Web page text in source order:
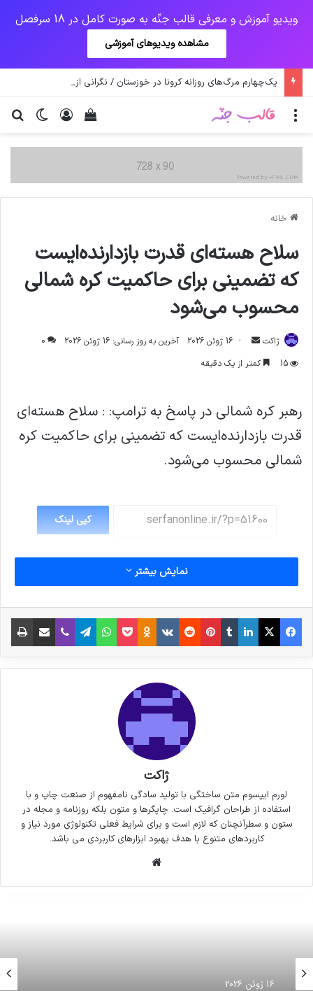
ویدیو آموزش و معرفی قالب جنّه به صورت کامل در 18 سرفصل
مشاهده ویدیوهای آموزشی
تغییر ورود
دیدن سبد خرید منو
خانه
سلاح هسته‌ای قدرت بازدارنده‌ایست
که تضمینی برای حاکمیت کره شمالی
محسوب می‌شود
ژاکت
ارسال
ایمیل
16 ژوئن 2026 آخرین به روز رسانی: 16 ژوئن 2026
0
15
کمتر از یک دقیقه
رهبر کره شمالی در پاسخ به ترامپ: : سلاح هسته‌ای
قدرت بازدارنده‌ایست که تضمینی برای حاکمیت کره
شمالی محسوب می‌شود.
کپی لینک
نمایش بیشتر
فیس بوک X لینکدین
‫تامبلر‫پین‌ترست
‫رددیت‫VKontakte
‫Odnoklassniki
پاکتواتس آپ تلگراموایبر اشتراک گذاری از طریق ایمیل
ژاکت
لورم ایپسوم متن ساختگی با تولید سادگی نامفهوم از صنعت چاپ و با
استفاده از طراحان گرافیک است. چاپگرها و متون بلکه روزنامه و مجله در
ستون و سطرآنچنان که لازم است و برای شرایط فعلی تکنولوژی مورد نیاز و
کاربردهای متنوع با هدف بهبود ابزارهای کاربردی می باشد.
16 ژوئن 2026